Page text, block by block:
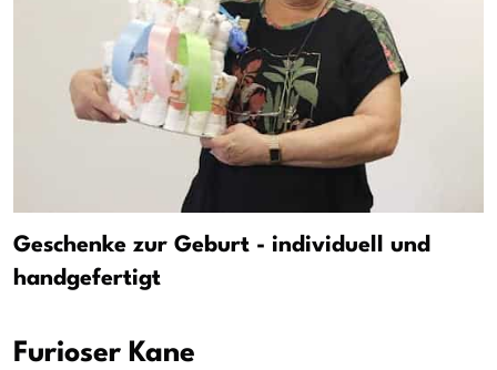
Geschenke zur Geburt - individuell und
handgefertigt
Furioser Kane